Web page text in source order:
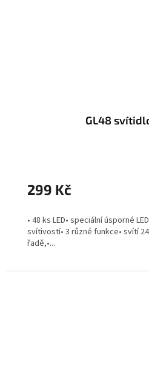
GL48
299 Kč
• 48 ks LED• speciální úsporné
svítivostí• 3 různé funkce• svítí
řadě,•...